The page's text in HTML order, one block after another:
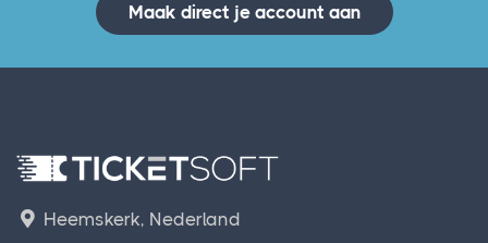
Maak direct je account aan
Heemskerk, Nederland